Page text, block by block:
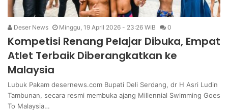
Deser News Minggu, 19 April 2026 - 23:26 WIB 0
Kompetisi Renang Pelajar Dibuka, Empat
Atlet Terbaik Diberangkatkan ke
Malaysia
Lubuk Pakam desernews.com Bupati Deli Serdang, dr H Asri Ludin
Tambunan, secara resmi membuka ajang Millennial Swimming Goes
To Malaysia…